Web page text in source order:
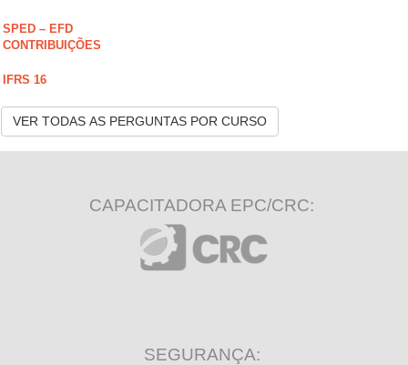
SPED – EFD
CONTRIBUIÇÕES
IFRS 16
VER TODAS AS PERGUNTAS POR CURSO
CAPACITADORA EPC/CRC:
SEGURANÇA: